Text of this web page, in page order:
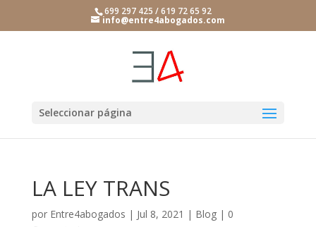
699 297 425 / 619 72 65 92
info@entre4abogados.com
Seleccionar página
LA LEY TRANS
por Entre4abogados | Jul 8, 2021 | Blog| 0